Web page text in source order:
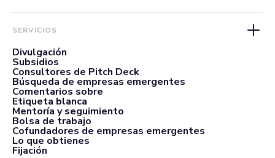
SERVICIOS
Divulgación
Subsidios
Consultores de Pitch Deck
Búsqueda de empresas emergentes
Comentarios sobre
Etiqueta blanca
Mentoría y seguimiento
Bolsa de trabajo
Cofundadores de empresas emergentes
Lo que obtienes
Fijación